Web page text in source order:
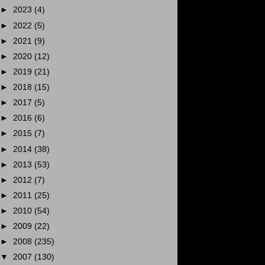
► 2023 (4)
► 2022 (5)
► 2021 (9)
► 2020 (12)
► 2019 (21)
► 2018 (15)
► 2017 (5)
► 2016 (6)
► 2015 (7)
► 2014 (38)
► 2013 (53)
► 2012 (7)
► 2011 (25)
► 2010 (54)
► 2009 (22)
► 2008 (235)
▼ 2007 (130)